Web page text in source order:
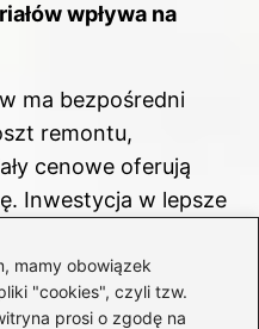
mamy obowiązek
"cookies", czyli tzw.
prosi o zgodę na
wpływa na
ma bezpośredni
remontu,
cenowe oferują
Inwestycja w lepsze
przynieść